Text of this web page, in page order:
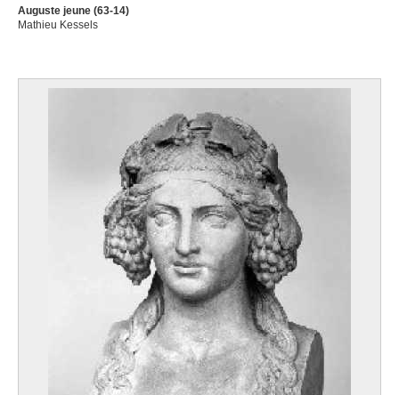
Auguste jeune (63-14)
Mathieu Kessels